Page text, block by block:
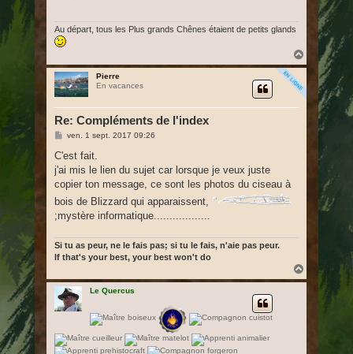
Au départ, tous les Plus grands Chênes étaient de petits glands
a
t
Pierre
En vacances
Re: Compléments de l'index
M
s
a
g
e
ven. 1 sept. 2017 09:26
C'est fait.
j'ai mis le lien du sujet car lorsque je veux juste
copier ton message, ce sont les photos du ciseau à
bois de Blizzard qui apparaissent,
;mystère informatique..................
Si tu as peur, ne le fais pas; si tu le fais, n'aie pas peur.
If that's your best, your best won't do
a
Le Quercus